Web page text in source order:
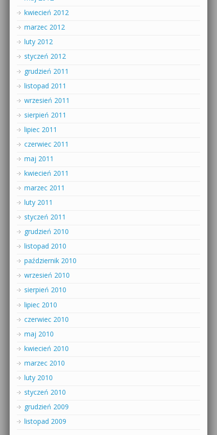
kwiecień 2012
marzec 2012
luty 2012
styczeń 2012
grudzień 2011
listopad 2011
wrzesień 2011
sierpień 2011
lipiec 2011
czerwiec 2011
maj 2011
kwiecień 2011
marzec 2011
luty 2011
styczeń 2011
grudzień 2010
listopad 2010
październik 2010
wrzesień 2010
sierpień 2010
lipiec 2010
czerwiec 2010
maj 2010
kwiecień 2010
marzec 2010
luty 2010
styczeń 2010
grudzień 2009
listopad 2009